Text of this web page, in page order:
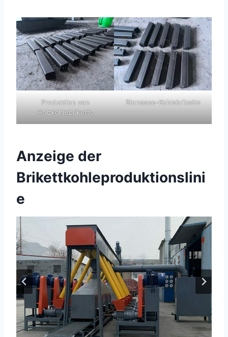
Produktion von
Holzkohlebriketts
Biomasse-Kohlebriketts
Anzeige der
Brikettkohleproduktionslini
e